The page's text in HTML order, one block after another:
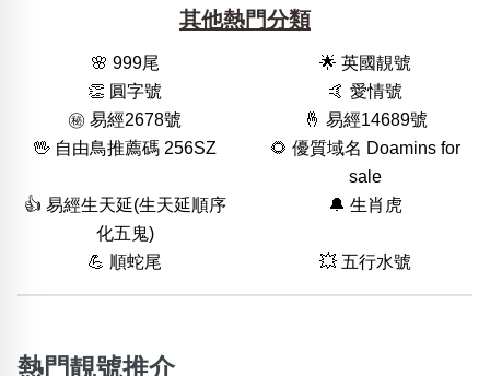
其他熱門分類
🌸 999尾
🌟 英國靚號
👏 圓字號
🤙 愛情號
㊙️ 易經2678號
🤞 易經14689號
🖖 自由鳥推薦碼 256SZ
🌻 優質域名 Doamins for
sale
👍 易經生天延(生天延順序
化五鬼)
🔔 生肖虎
💪 順蛇尾 💥 五行水號
熱門靚號推介